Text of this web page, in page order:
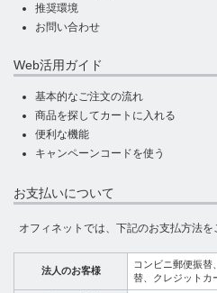
推奨環境
お問い合わせ
Web活用ガイド
基本的なご注文の流れ
商品を探してカートに入れる
便利な機能
キャンペーンコードを使う
お支払いについて
オフィネットでは、下記のお支払方法を
法人のお客様
コンビニ郵便振替
替、クレジットカ